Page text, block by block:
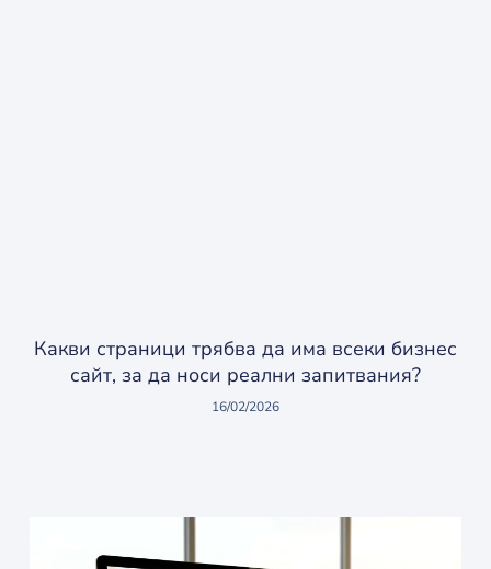
Какви страници трябва да има всеки бизнес
сайт, за да носи реални запитвания?
16/02/2026